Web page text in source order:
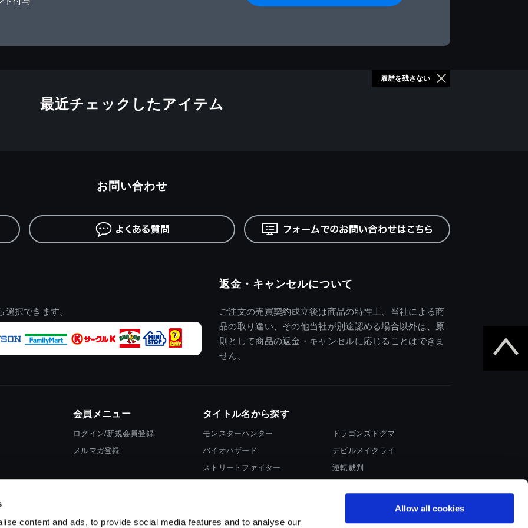
content and ads, to provide social media features and to analyse our
Allow all cookies
最近チェックしたアイテム
履歴を残さない
択できます。
返金・キャンセルについて
ご注文の売買契約成立後は商品の特性上、当社による商
品の取り違い、その他当社が別途認める場合以外は、原
則として商品の返金・キャンセルに応じることはできま
せん。
お問い合わせ
会員メニュー
ログイン/新規会員登録
メルマガ登録
タイトル名から探す
モンスターハンター
バイオハザード
ストリートファイター
ドラゴンズドグマ
デビルメイクライ
逆転裁判